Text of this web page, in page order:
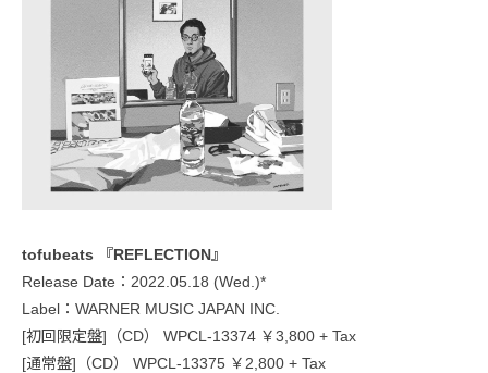
tofubeats 『REFLECTION』
Release Date：2022.05.18 (Wed.)*
Label：WARNER MUSIC JAPAN INC.
[初回限定盤]（CD） WPCL-13374 ￥3,800 + Tax
[通常盤]（CD） WPCL-13375 ￥2,800 + Tax